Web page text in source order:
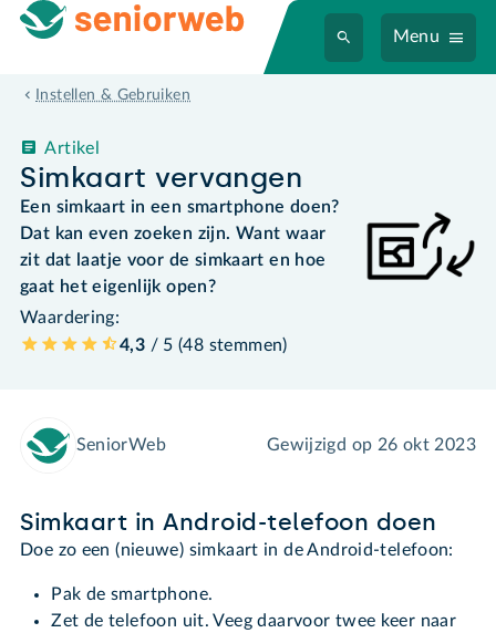
Menu
Instellen & Gebruiken
Simkaart vervangen
Artikel
Een simkaart in een smartphone doen?
Dat kan even zoeken zijn. Want waar
zit dat laatje voor de simkaart en hoe
gaat het eigenlijk open?
Waardering:
4,3 / 5 (48 stemmen)
SeniorWeb Gewijzigd op 26 okt 2023
Simkaart in Android-telefoon doen
Doe zo een (nieuwe) simkaart in de Android-telefoon:
Pak de smartphone.
Zet de telefoon uit. Veeg daarvoor twee keer naar